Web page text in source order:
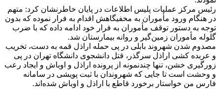
رئیس مرکز عملیات پلیس اطلاعات در پایان خاطرنشان کرد: متهم
در هنگام ورود مأموران به مخفیگاهش اقدام به فرار نموده که بدون
توجه به دستور توقف مأموران به فرار خود ادامه داده که با ضرب
گلوله مأموران زمین‌گیر و روانه بیمارستان شد.
مصدوم شدن شهروند بابلی در پی حمله اراذل قمه به دست، تخریب
و عربده کشی اراذل سرگذر، قتل دانشجوی دانشگاه تهران در پی
زورگیری خشن، تنها چندنمونه از پرونده اراذل و اوباش و ایجاد رعب
و وحشت است تا جایی که شهروندان با ثبت پویشی در سامانه
فارس من خواستار برخورد قاطع با اراذل و اوباش شده‌اند.